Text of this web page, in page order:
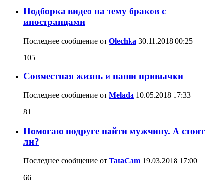
Подборка видео на тему браков с
иностранцами
Последнее сообщение от Olechka 30.11.2018 00:25
105
Совместная жизнь и наши привычки
Последнее сообщение от Melada 10.05.2018 17:33
81
Помогаю подруге найти мужчину. А стоит
ли?
Последнее сообщение от TataCam 19.03.2018 17:00
66